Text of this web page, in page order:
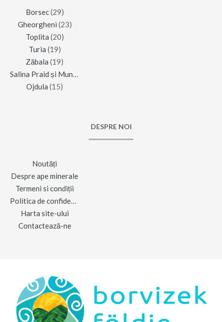
Borsec(29)
Gheorgheni (23)
Toplita (20)
Turia (19)
Zăbala (19)
Ojdula (15)
DESPRE NOI
Noutăți
Despre ape minerale
Termeni si condiții
Harta site-ului
Contactează-ne